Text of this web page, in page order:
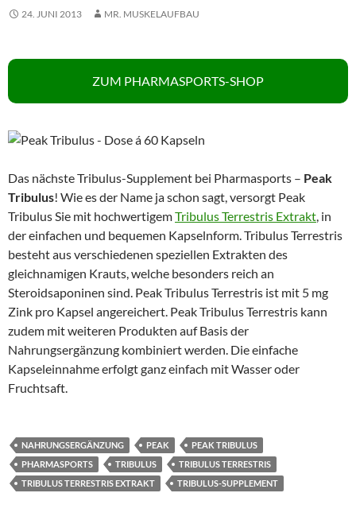
24. JUNI 2013 MR. MUSKELAUFBAU
ZUM PHARMASPORTS-SHOP
Das nächste Tribulus-Supplement bei Pharmasports – Peak
Tribulus! Wie es der Name ja schon sagt, versorgt Peak
Tribulus Sie mit hochwertigemTribulus Terrestris Extrakt, in
der einfachen und bequemen Kapselnform. Tribulus Terrestris
besteht aus verschiedenen speziellen Extrakten des
gleichnamigen Krauts, welche besonders reich an
Steroidsaponinen sind. Peak Tribulus Terrestris ist mit 5 mg
Zink pro Kapsel angereichert. Peak Tribulus Terrestris kann
zudem mit weiteren Produkten auf Basis der
Nahrungsergänzung kombiniert werden. Die einfache
Kapseleinnahme erfolgt ganz einfach mit Wasser oder
Fruchtsaft.
NAHRUNGSERGÄNZUNG PEAK
PEAK TRIBULUS
PHARMASPORTS
TRIBULUS
TRIBULUS TERRESTRIS
TRIBULUS TERRESTRIS EXTRAKT
TRIBULUS-SUPPLEMENT